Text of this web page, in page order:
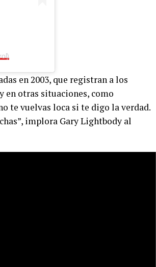
en 2003, que registran a los
en otras situaciones, como
te vuelvas loca si te digo la verdad.
implora Gary Lightbody al